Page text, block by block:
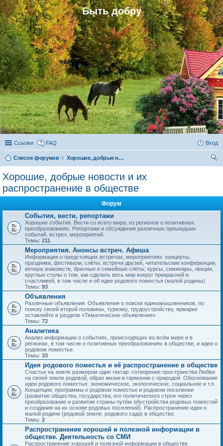
Быть добру
Ссылки FAQ Вход
Список форумов
Хорошие, добрые новости и их распространение в обществе
Хорошие, добрые новости и их
распространение в обществе
Форум
События, вести, репортажи
Хорошие события. Вести со всего мира, из регионов о позитивных
преобразованиях. Репортажи и обсуждения различных прошедших
событий, встреч, мероприятий.
Темы: 211
Мероприятия. Анонсы встреч. Афиша
Информация о предстоящих встречах, мероприятиях: концерты,
праздники, фестивали, слёты, встречи друзей, читательские конференции,
вечера знакомств, брачные и семейные слёты; курсы, семинары, лекции,
круглые столы о том, как сделать весь мир вокруг прекрасней и
счастливей, в том числе и об идее родового поместья (малой родины).
Темы: 93
Объявления
Различные объявления. Объявления о поиске единомышленников, по
поиску своей второй половины, туризму, трудоустройству, ярмарке
оставляйте в разделе «Тематические объявления».
Темы: 72
Аналитика
Анализ информации о событиях, происходящих во всём мире и в
регионах, в том числе о позитивных преобразованиях в обществе, и идеи о
родовом поместье.
Темы: 33
Идея родового поместья и её распространение в обществе
Счастье на земле размером один гектар: сотворение пространства Любви
на своей земле родовой, образ жизни в гармонии с природой. Обоснование
идеи родового поместья: экономическое, экологическое, социальное и т.п.
Концепции, программы о родовом поместье и родовом поселении
(развитие общества, государства, его политического строя через
преобразование и развитие страны путём обустройства родовых поместий
и создания на их основе родовых поселений). Распространение идеи о
малой родине (родовой земле, родового сада) в обществе.
Темы: 2
Распространение хорошей и полезной информации в
обществе. Деятельность со СМИ
Распространение хорошей и полезной информации в обществе.